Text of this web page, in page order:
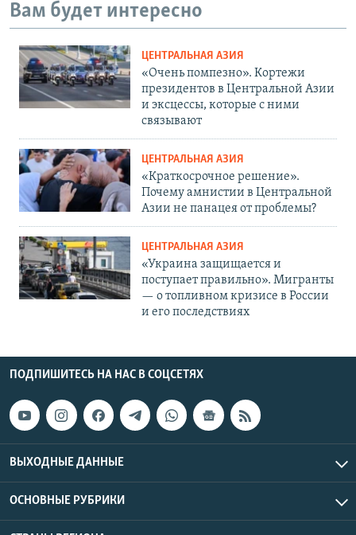
Вам будет интересно
ЦЕНТРАЛЬНАЯ АЗИЯ
«Очень помпезно». Кортежи
президентов в Центральной Азии
и эксцессы, которые с ними
связывают
ЦЕНТРАЛЬНАЯ АЗИЯ
«Краткосрочное решение».
Почему амнистии в Центральной
Азии не панацея от проблемы?
ЦЕНТРАЛЬНАЯ АЗИЯ
«Украина защищается и
поступает правильно». Мигранты
— о топливном кризисе в России
и его последствиях
ПОДПИШИТЕСЬ НА НАС В СОЦСЕТЯХ
ВЫХОДНЫЕ ДАННЫЕ
ОСНОВНЫЕ РУБРИКИ